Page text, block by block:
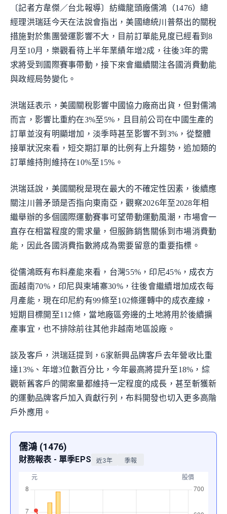
〔記者方韋傑／台北報導〕紡織龍頭廠儒鴻（1476）總
經理洪瑞廷今天在法說會指出，美國總統川普祭出的關稅
措施對於集團營運影響不大，目前訂單能見度已經看到8
月至10月，樂觀看待上半年業績年增2成，往後3年的需
求將受到國際賽事帶動，接下來會繼續關注各國消費動能
與政經局勢變化。
洪瑞廷表示，美國關稅影響中國協力廠商出貨，但對儒鴻
而言，影響比重約在3%至5%，且目前公司在中國生產的
訂單並沒有明顯增加，淡季時甚至影響不到3%，從整體
接單狀況來看，短交期訂單的比例有上升趨勢，追加類的
訂單維持則維持在10%至15%。
洪瑞廷說，美國關稅是現在最大的不確定性因素，後續應
關注川普矛頭是否指向東南亞，觀察2026年至2028年相
繼舉辦的多個國際運動賽事可望帶動運動風潮，市場會一
直存在相當程度的需求量，但服飾銷售關係到市場消費動
能，因此各國消費指數將成為需要留意的重要指標。
從儒鴻既有布料產能來看，台灣55%，印尼45%，成衣方
面越南70%，印尼與柬埔寨30%，往後會繼續增加成衣每
月產能，現在印尼約有99條至102條運轉中的成衣產線，
短期目標開至112條，當地廠區旁邊的土地將用於後續擴
產事宜，也不排除前往其他非越南地區設廠。
談及客戶，洪瑞廷提到，6家新興品牌客戶去年營收比重
達13%、年增3位數百分比，今年最高將提升至18%，綜
觀新舊客戶的開案量都維持一定程度的成長，甚至斬獲新
的運動品牌客戶加入貢獻行列，布料開發也切入更多高階
戶外應用。